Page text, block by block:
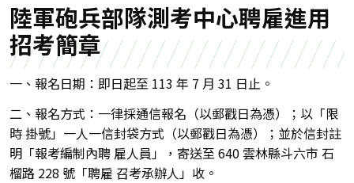
陸軍砲兵部隊測考中心聘雇進用
招考簡章
一、報名日期：即日起至 113 年 7 月 31 日止。
二、報名方式：一律採通信報名（以郵戳日為憑）；以「限
時 掛號」一人一信封袋方式（以郵戳日為憑）；並於信封註
明「報考編制內聘 雇人員」，寄送至 640 雲林縣斗六市 石
榴路 228 號「聘雇 召考承辦人」收。